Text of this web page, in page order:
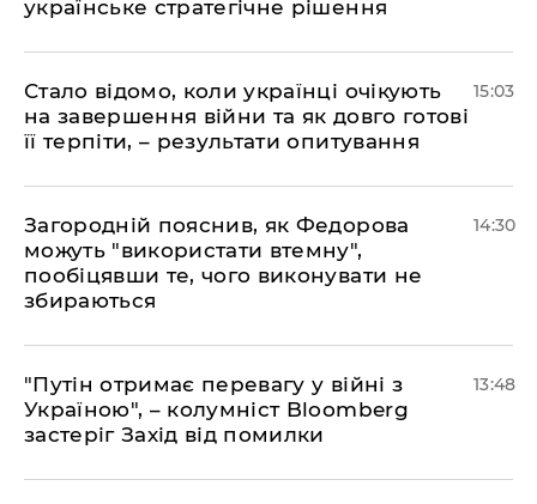
українське стратегічне рішення
Стало відомо, коли українці очікують
на завершення війни та як довго готові
її терпіти, – результати опитування
15:03
Загородній пояснив, як Федорова
можуть "використати втемну",
пообіцявши те, чого виконувати не
збираються
14:30
"Путін отримає перевагу у війні з
Україною", – колумніст Bloomberg
застеріг Захід від помилки
13:48